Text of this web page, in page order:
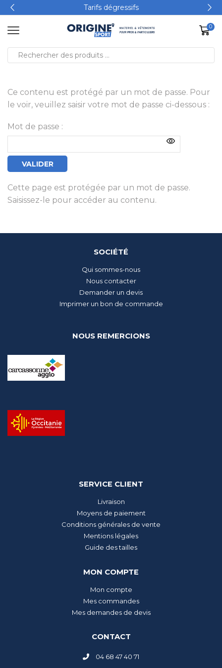
Tarifs dégressifs
0
Ce contenu est protégé par un mot de passe. Pour
le voir, veuillez saisir votre mot de passe ci-dessous :
Mot de passe :
Cette page est protégée par un mot de passe.
Saisissez-le pour accéder au contenu.
SOCIÉTÉ
Qui sommes-nous
Nous contacter
Demander un devis
Imprimer un bon de commande
NOUS REMERCIONS
SERVICE CLIENT
Livraison
Moyens de paiement
Conditions générales de vente
Mentions légales
Guide des tailles
MON COMPTE
Mon compte
Mes commandes
Mes demandes de devis
CONTACT
04 68 47 40 71